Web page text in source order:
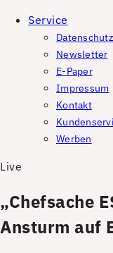
Service
Newsletter
E-Paper
Impressum
Kontakt
Werben
Live
„Chefsache
Ansturm auf